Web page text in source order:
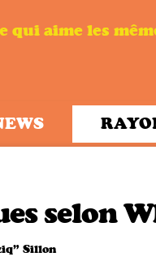
qui aime les
selon
Sillon